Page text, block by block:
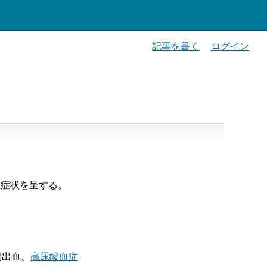
状を呈する。
血、 高尿酸血症
記事を書く ログイン